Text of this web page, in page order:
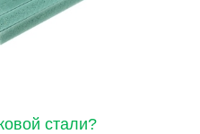
стали?